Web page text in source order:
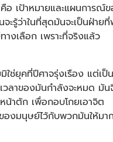
เป้าหมายและแผนการณ์ข
จะรู้ว่าในที่สุดมันจะเป็นฝ่าย
างเลือก เพราะที่จริงแล้ว
ใช่ยุคที่ปีศาจรุ่งเรือง แต่เป็
วลาของมันกำลังจะหมด มัน
น้าตัก เพื่อกอบโกยเอาจิต
มนุษย์ไว้กับพวกมันให้มา